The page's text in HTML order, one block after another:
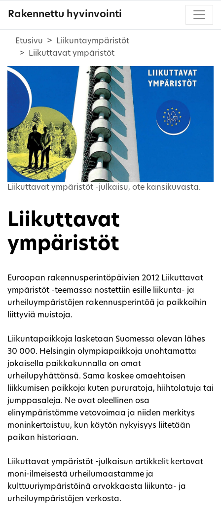
Rakennettu hyvinvointi
Etusivu
Liikuntaympäristöt
Liikuttavat ympäristöt
Liikuttavat ympäristöt -julkaisu, ote kansikuvasta.
Liikuttavat
ympäristöt
Euroopan rakennusperintöpäivien 2012 Liikuttavat
ympäristöt -teemassa nostettiin esille liikunta- ja
urheiluympäristöjen rakennusperintöä ja paikkoihin
liittyviä muistoja.
Liikuntapaikkoja lasketaan Suomessa olevan lähes
30 000. Helsingin olympiapaikkoja unohtamatta
jokaisella paikkakunnalla on omat
urheilupyhättönsä. Sama koskee omaehtoisen
liikkumisen paikkoja kuten pururatoja, hiihtolatuja tai
jumppasaleja. Ne ovat oleellinen osa
elinympäristömme vetovoimaa ja niiden merkitys
moninkertaistuu, kun käytön nykyisyys liitetään
paikan historiaan.
Liikuttavat ympäristöt -julkaisun artikkelit kertovat
moni-ilmeisestä urheilumaastamme ja
kulttuuriympäristöinä arvokkaasta liikunta- ja
urheiluympäristöjen verkosta.